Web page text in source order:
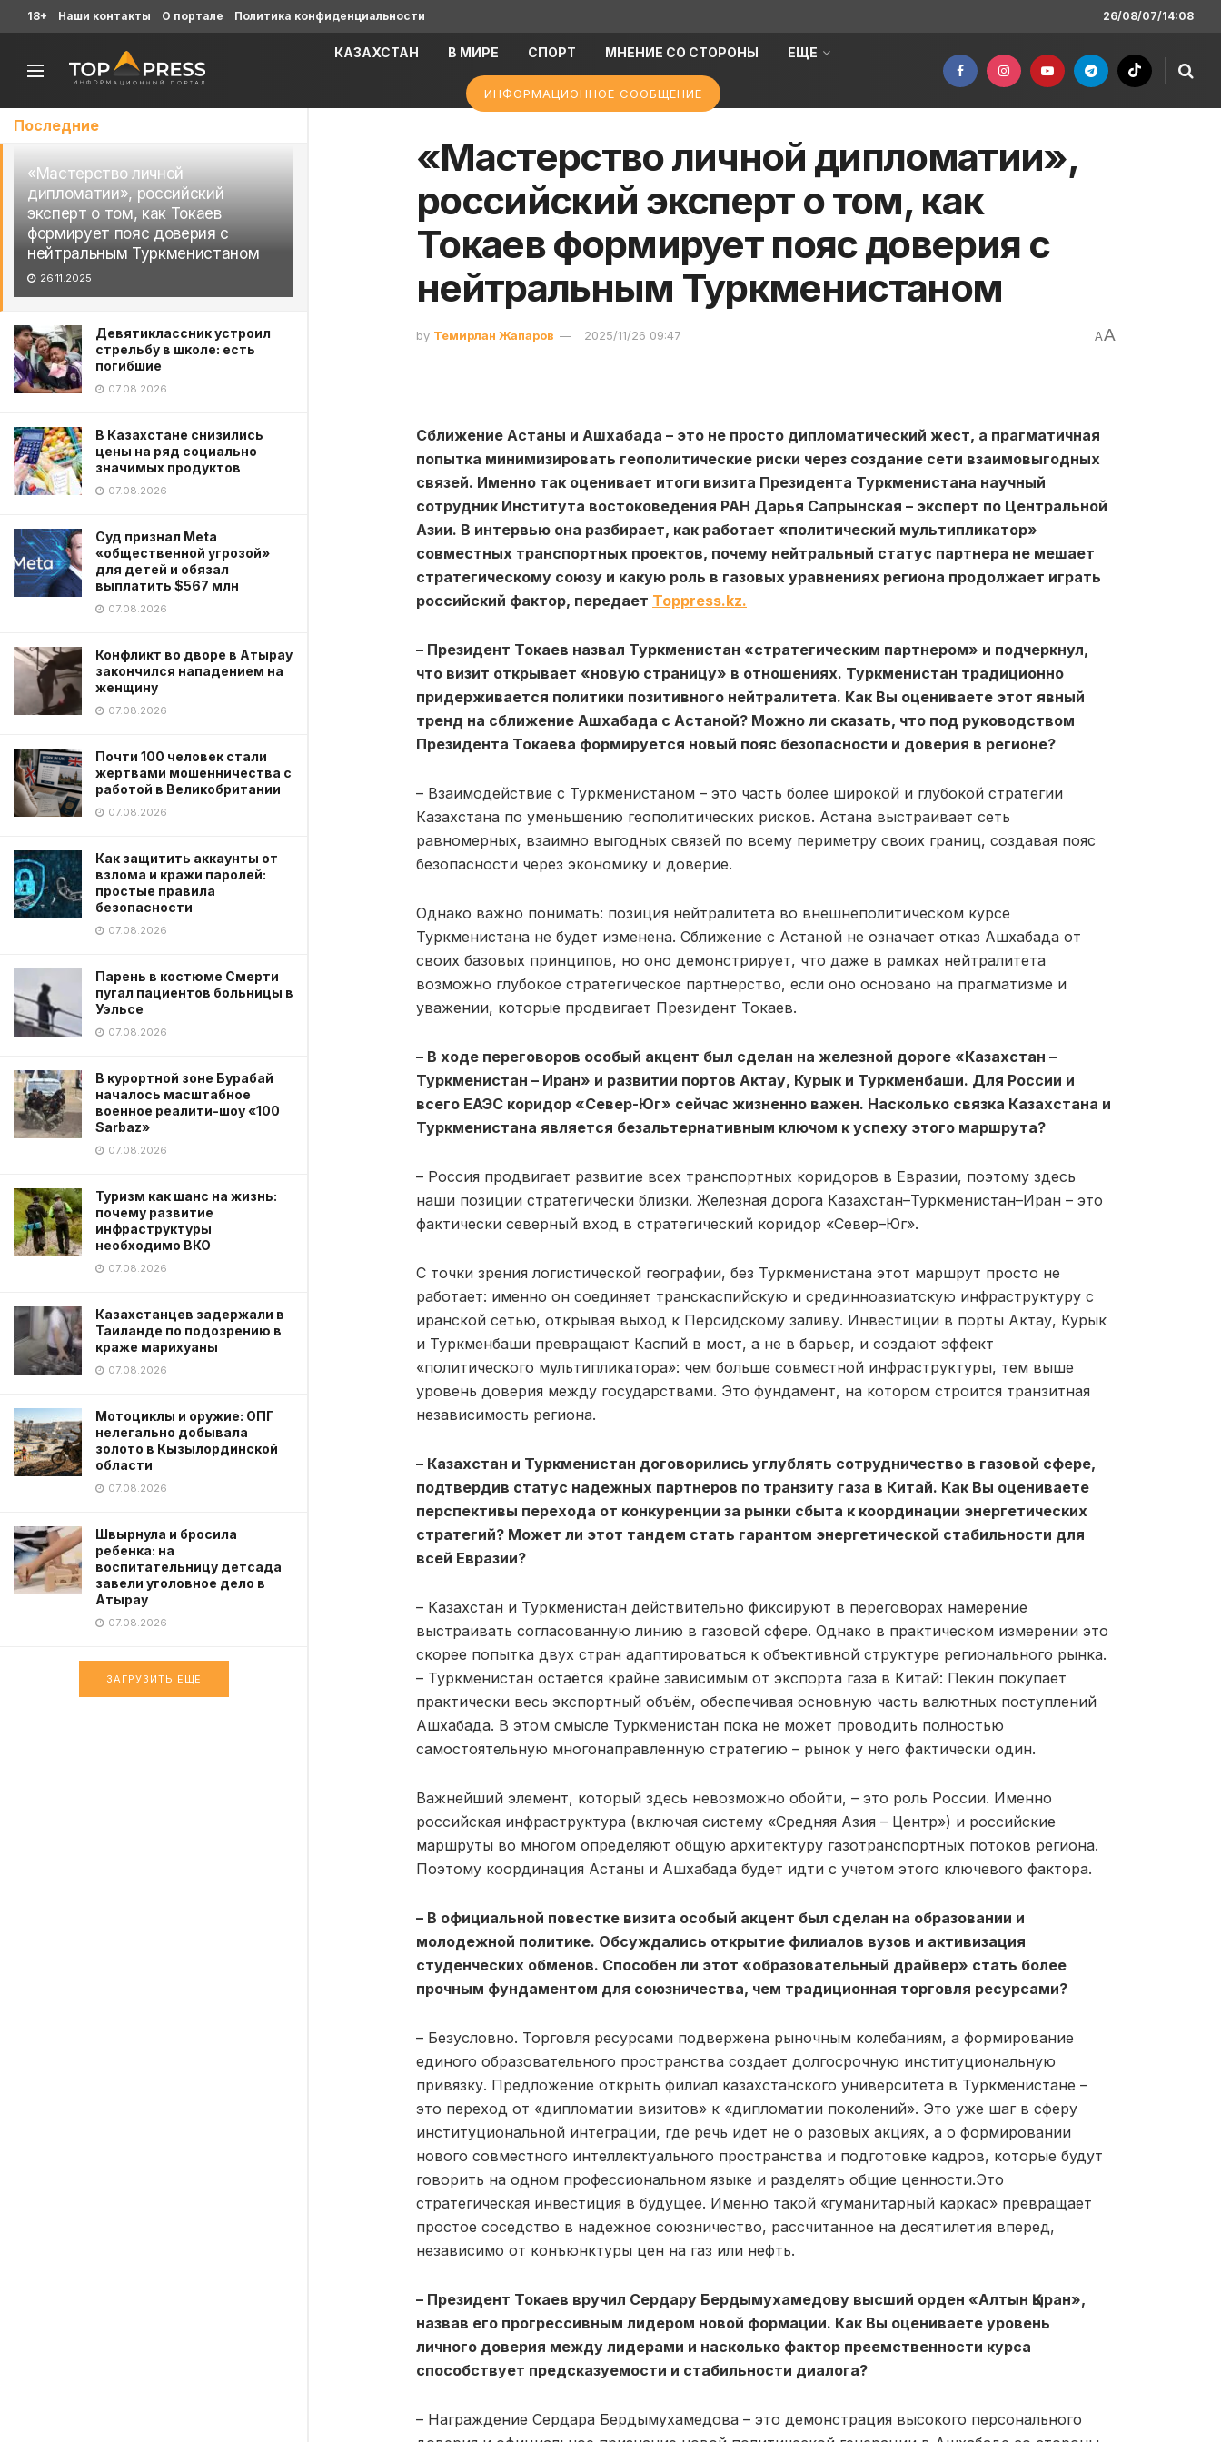
Последние
«Мастерство личной
дипломатии», российский
эксперт о том, как Токаев
формирует пояс доверия с
нейтральным Туркменистаном
26.11.2025
Девятиклассник устроил
стрельбу в школе: есть
погибшие
07.08.2026
В Казахстане снизились
цены на ряд социально
значимых продуктов
07.08.2026
Суд признал Meta
«общественной угрозой»
для детей и обязал
выплатить $567 млн
07.08.2026
Конфликт во дворе в Атырау
закончился нападением на
женщину
07.08.2026
Почти 100 человек стали
жертвами мошенничества с
работой в Великобритании
07.08.2026
Как защитить аккаунты от
взлома и кражи паролей:
простые правила
безопасности
07.08.2026
Парень в костюме Смерти
пугал пациентов больницы в
Уэльсе
07.08.2026
В курортной зоне Бурабай
началось масштабное
военное реалити-шоу «100
Sarbaz»
07.08.2026
Туризм как шанс на жизнь:
почему развитие
инфраструктуры
необходимо ВКО
07.08.2026
Казахстанцев задержали в
Таиланде по подозрению в
краже марихуаны
07.08.2026
Мотоциклы и оружие: ОПГ
нелегально добывала
золото в Кызылординской
области
07.08.2026
Швырнула и бросила
ребенка: на
воспитательницу детсада
завели уголовное дело в
Атырау
07.08.2026
ЗАГРУЗИТЬ ЕЩЕ
18+ Наши контакты О портале Политика конфиденциальности 26/08/07/14:08
КАЗАХСТАН В МИРЕ СПОРТ МНЕНИЕ СО СТОРОНЫ ЕЩЕ
ИНФОРМАЦИОННОЕ СООБЩЕНИЕ
«Мастерство личной дипломатии»,
российский эксперт о том, как
Токаев формирует пояс доверия с
нейтральным Туркменистаном
by Темирлан Жапаров 2025/11/26 09:47 AA
Сближение Астаны и Ашхабада – это не просто дипломатический жест, а прагматичная
попытка минимизировать геополитические риски через создание сети взаимовыгодных
связей. Именно так оценивает итоги визита Президента Туркменистана научный
сотрудник Института востоковедения РАН Дарья Сапрынская – эксперт по Центральной
Азии. В интервью она разбирает, как работает «политический мультипликатор»
совместных транспортных проектов, почему нейтральный статус партнера не мешает
стратегическому союзу и какую роль в газовых уравнениях региона продолжает играть
российский фактор, передает Toppress.kz.
– Президент Токаев назвал Туркменистан «стратегическим партнером» и подчеркнул,
что визит открывает «новую страницу» в отношениях. Туркменистан традиционно
придерживается политики позитивного нейтралитета. Как Вы оцениваете этот явный
тренд на сближение Ашхабада с Астаной? Можно ли сказать, что под руководством
Президента Токаева формируется новый пояс безопасности и доверия в регионе?
– Взаимодействие с Туркменистаном – это часть более широкой и глубокой стратегии
Казахстана по уменьшению геополитических рисков. Астана выстраивает сеть
равномерных, взаимно выгодных связей по всему периметру своих границ, создавая пояс
безопасности через экономику и доверие.
Однако важно понимать: позиция нейтралитета во внешнеполитическом курсе
Туркменистана не будет изменена. Сближение с Астаной не означает отказ Ашхабада от
своих базовых принципов, но оно демонстрирует, что даже в рамках нейтралитета
возможно глубокое стратегическое партнерство, если оно основано на прагматизме и
уважении, которые продвигает Президент Токаев.
– В ходе переговоров особый акцент был сделан на железной дороге «Казахстан –
Туркменистан – Иран» и развитии портов Актау, Курык и Туркменбаши. Для России и
всего ЕАЭС коридор «Север-Юг» сейчас жизненно важен. Насколько связка Казахстана и
Туркменистана является безальтернативным ключом к успеху этого маршрута?
– Россия продвигает развитие всех транспортных коридоров в Евразии, поэтому здесь
наши позиции стратегически близки. Железная дорога Казахстан–Туркменистан–Иран – это
фактически северный вход в стратегический коридор «Север–Юг».
С точки зрения логистической географии, без Туркменистана этот маршрут просто не
работает: именно он соединяет транскаспийскую и срединноазиатскую инфраструктуру с
иранской сетью, открывая выход к Персидскому заливу. Инвестиции в порты Актау, Курык
и Туркменбаши превращают Каспий в мост, а не в барьер, и создают эффект
«политического мультипликатора»: чем больше совместной инфраструктуры, тем выше
уровень доверия между государствами. Это фундамент, на котором строится транзитная
независимость региона.
– Казахстан и Туркменистан договорились углублять сотрудничество в газовой сфере,
подтвердив статус надежных партнеров по транзиту газа в Китай. Как Вы оцениваете
перспективы перехода от конкуренции за рынки сбыта к координации энергетических
стратегий? Может ли этот тандем стать гарантом энергетической стабильности для
всей Евразии?
– Казахстан и Туркменистан действительно фиксируют в переговорах намерение
выстраивать согласованную линию в газовой сфере. Однако в практическом измерении это
скорее попытка двух стран адаптироваться к объективной структуре регионального рынка.
– Туркменистан остаётся крайне зависимым от экспорта газа в Китай: Пекин покупает
практически весь экспортный объём, обеспечивая основную часть валютных поступлений
Ашхабада. В этом смысле Туркменистан пока не может проводить полностью
самостоятельную многонаправленную стратегию – рынок у него фактически один.
Важнейший элемент, который здесь невозможно обойти, – это роль России. Именно
российская инфраструктура (включая систему «Средняя Азия – Центр») и российские
маршруты во многом определяют общую архитектуру газотранспортных потоков региона.
Поэтому координация Астаны и Ашхабада будет идти с учетом этого ключевого фактора.
– В официальной повестке визита особый акцент был сделан на образовании и
молодежной политике. Обсуждались открытие филиалов вузов и активизация
студенческих обменов. Способен ли этот «образовательный драйвер» стать более
прочным фундаментом для союзничества, чем традиционная торговля ресурсами?
– Безусловно. Торговля ресурсами подвержена рыночным колебаниям, а формирование
единого образовательного пространства создает долгосрочную институциональную
привязку. Предложение открыть филиал казахстанского университета в Туркменистане –
это переход от «дипломатии визитов» к «дипломатии поколений». Это уже шаг в сферу
институциональной интеграции, где речь идет не о разовых акциях, а о формировании
нового совместного интеллектуального пространства и подготовке кадров, которые будут
говорить на одном профессиональном языке и разделять общие ценности.Это
стратегическая инвестиция в будущее. Именно такой «гуманитарный каркас» превращает
простое соседство в надежное союзничество, рассчитанное на десятилетия вперед,
независимо от конъюнктуры цен на газ или нефть.
– Президент Токаев вручил Сердару Бердымухамедову высший орден «Алтын Қыран»,
назвав его прогрессивным лидером новой формации. Как Вы оцениваете уровень
личного доверия между лидерами и насколько фактор преемственности курса
способствует предсказуемости и стабильности диалога?
– Награждение Сердара Бердымухамедова – это демонстрация высокого персонального